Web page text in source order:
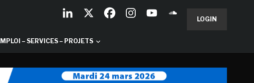
LOGIN
– SERVICES – PROJETS